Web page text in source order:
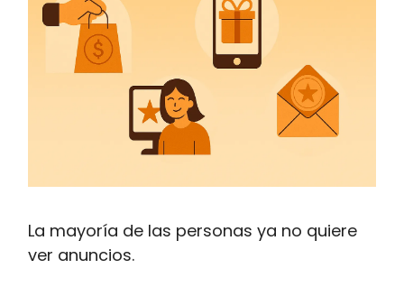
La mayoría de las personas ya no quiere
ver anuncios.